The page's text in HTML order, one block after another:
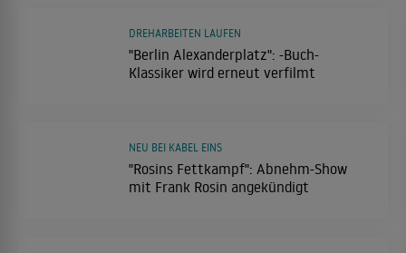
"Berlin Alexanderplatz": -Buch-
Klassiker wird erneut verfilmt
DREHARBEITEN LAUFEN
"Rosins Fettkampf": Abnehm-Show
mit Frank Rosin angekündigt
NEU BEI KABEL EINS